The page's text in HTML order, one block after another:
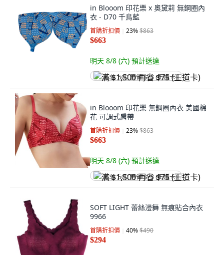
in Blooom 印花樂 x 奧黛莉 無鋼圈內
衣 - D70 千鳥藍
首購折扣價 23%$863
$663
明天 8/8 (六) 預計送達
满 $1,500 再省 $75 (王道卡)
in Blooom 印花樂 無鋼圈內衣 美國棉
花 可調式肩帶
首購折扣價 23%$863
$663
明天 8/8 (六) 預計送達
满 $1,500 再省 $75 (王道卡)
SOFT LIGHT 蕾絲漫舞 無痕貼合內衣
9966
首購折扣價 40%$490
$294